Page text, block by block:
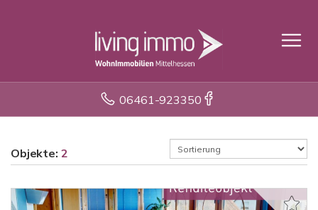
06461-923350
Objekte: 2